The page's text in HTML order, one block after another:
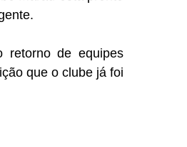
retorno de equipes
que o clube já foi